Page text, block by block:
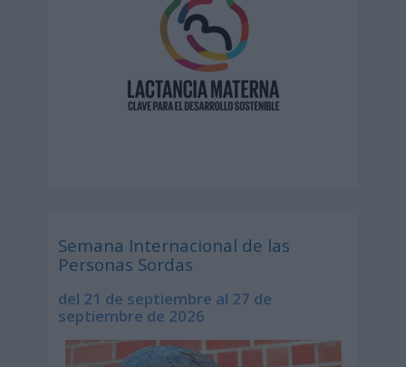
Semana Internacional de las
Personas Sordas
del 21 de septiembre al 27 de
septiembre de 2026